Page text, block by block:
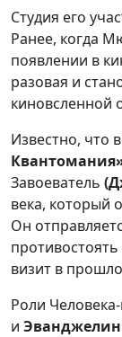
Студия его
Ранее, когда
появлении в
разовая и
киновсленной
Известно, что
Завоеватель (
века, который
Он
визит в
Роли
и